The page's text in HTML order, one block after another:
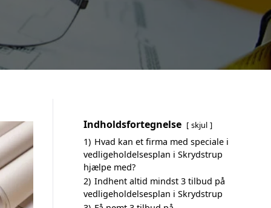
Indholdsfortegnelse skjul
1) Hvad kan et firma med speciale i
vedligeholdelsesplan i Skrydstrup
hjælpe med?
2) Indhent altid mindst 3 tilbud på
vedligeholdelsesplan i Skrydstrup